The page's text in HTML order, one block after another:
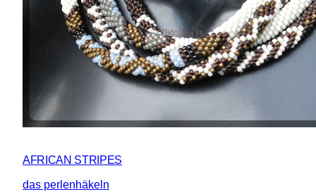
AFRICAN STRIPES
das perlenhäkeln